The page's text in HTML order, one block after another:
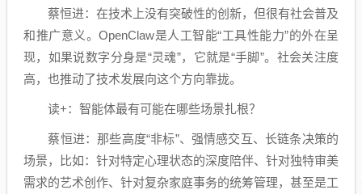
蔡恒进：在技术上没有突破性的创新，但很有社会普及
和推广意义。OpenClaw是人工智能“工具性能力”的外在呈
现，如果说数字分身是“灵魂”，它就是“手脚”。社会关注度
高，也推动了技术发展向这个方向靠拢。
读+：智能体最有可能在哪些场景扎根？
蔡恒进：那些高度“非标”、强情感交互、长链条决策的
场景，比如：针对特定心理状态的深度陪伴、针对独特审美
需求的艺术创作、针对复杂家庭事务的统筹管理，甚至是工